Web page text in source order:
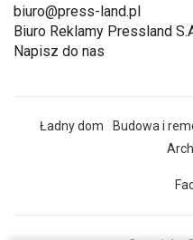
biuro@press-land.pl
Biuro Reklamy Pressland
Napisz do nas
Ładny dom Budowa i